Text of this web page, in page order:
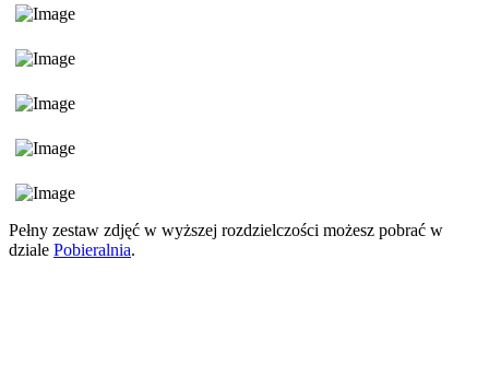
Pełny zestaw zdjęć w wyższej rozdzielczości możesz pobrać w
dziale Pobieralnia.